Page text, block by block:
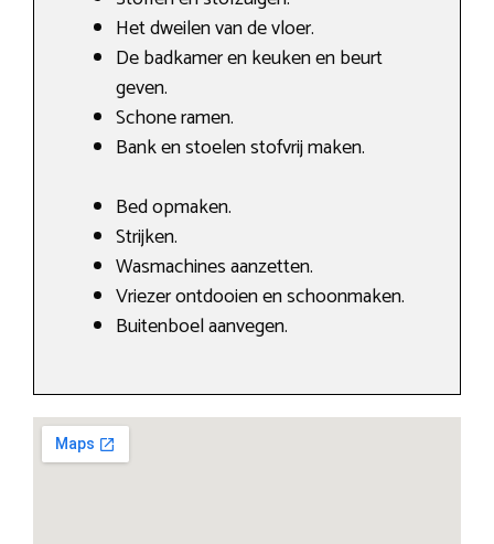
Het dweilen van de vloer.
De badkamer en keuken en beurt
geven.
Schone ramen.
Bank en stoelen stofvrij maken.
Bed opmaken.
Strijken.
Wasmachines aanzetten.
Vriezer ontdooien en schoonmaken.
Buitenboel aanvegen.